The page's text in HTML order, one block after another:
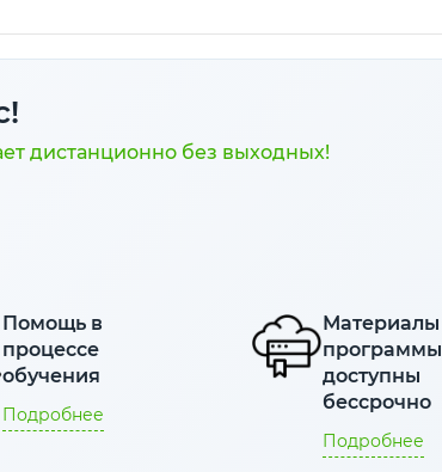
дистанционно без выходных!
Помощь в
процессе
обучения
Подробнее
Материалы
программы
доступны
бессрочно
Подробнее